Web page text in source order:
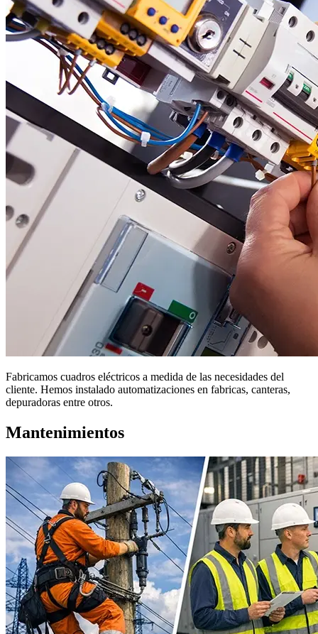
Fabricamos cuadros eléctricos a medida de las necesidades del
cliente. Hemos instalado automatizaciones en fabricas, canteras,
depuradoras entre otros.
Mantenimientos